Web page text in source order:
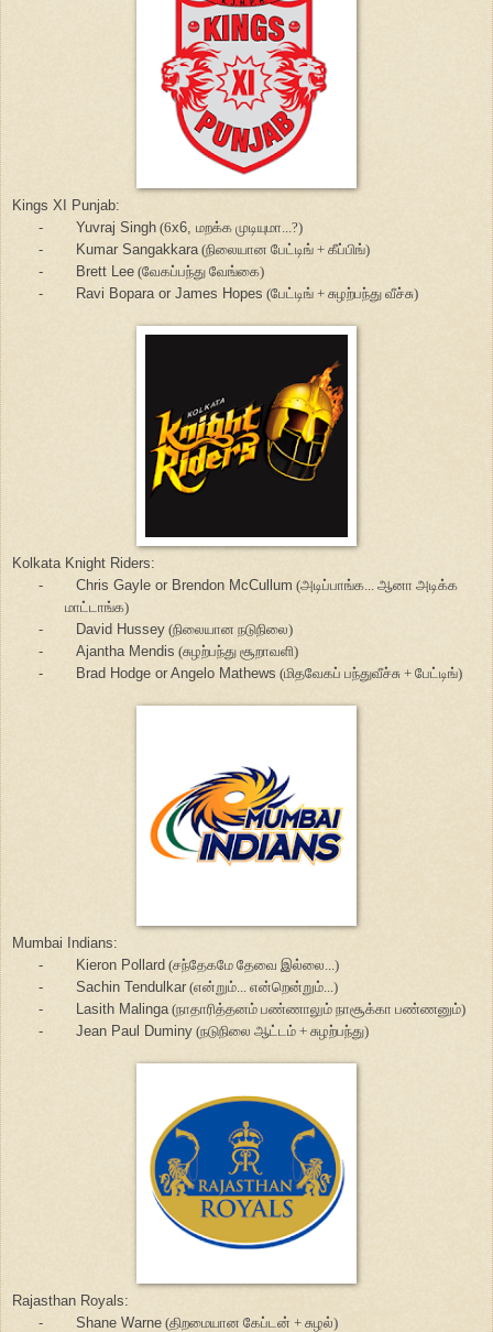
Kings XI Punjab:
-
Yuvraj Singh (6x6, மறக்க முடியுமா...?)
-
Kumar Sangakkara (நிலையான பேட்டிங் + கீப்பிங்)
-
Brett Lee (வேகப்பந்து வேங்கை)
-
Ravi Bopara or James Hopes (பேட்டிங் + சுழற்பந்து வீச்சு)
Kolkata Knight Riders:
-
Chris Gayle or Brendon McCullum (அடிப்பாங்க... ஆனா அடிக்க
மாட்டாங்க)
-
David Hussey (நிலையான நடுநிலை)
-
Ajantha Mendis (சுழற்பந்து சூறாவளி)
-
Brad Hodge or Angelo Mathews (மிதவேகப் பந்துவீச்சு + பேட்டிங்)
Mumbai Indians:
-
Kieron Pollard (சந்தேகமே தேவை இல்லை...)
-
Sachin Tendulkar (என்றும்... என்றென்றும்...)
-
Lasith Malinga (நாதாரித்தனம் பண்ணாலும் நாசூக்கா பண்ணனும்)
-
Jean Paul Duminy (நடுநிலை ஆட்டம் + சுழற்பந்து)
Rajasthan Royals:
-
Shane Warne (திறமையான கேப்டன் + சுழல்)